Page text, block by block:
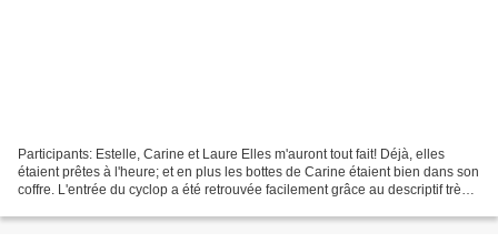
Participants: Estelle, Carine et Laure Elles m'auront tout fait! Déjà, elles
étaient prêtes à l'heure; et en plus les bottes de Carine étaient bien dans son
coffre. L'entrée du cyclop a été retrouvée facilement grâce au descriptif très